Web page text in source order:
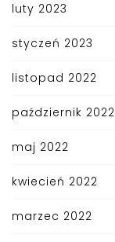
luty 2023
styczeń 2023
listopad 2022
październik 2022
maj 2022
kwiecień 2022
marzec 2022